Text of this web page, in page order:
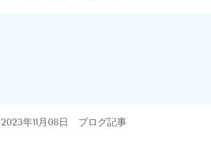
2023年11月08日 ブログ記事